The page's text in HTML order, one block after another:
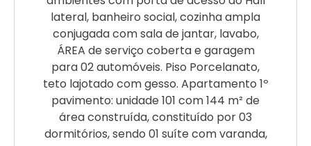
lateral, banheiro social, cozinha ampla
conjugada com sala de jantar, lavabo,
ÁREA de serviço coberta e garagem
para 02 automóveis. Piso Porcelanato,
teto lajotado com gesso. Apartamento 1º
pavimento: unidade 101 com 144 m² de
área construída, constituído por 03
dormitórios, sendo 01 suíte com varanda,